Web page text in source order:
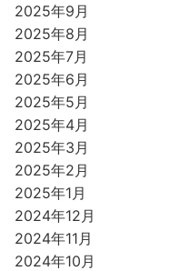
2025年9月
2025年8月
2025年7月
2025年6月
2025年5月
2025年4月
2025年3月
2025年2月
2025年1月
2024年12月
2024年11月
2024年10月